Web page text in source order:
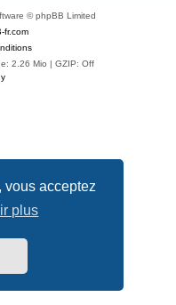
vous acceptez
plus
© phpBB Limited
fr.com
2.26 Mio | GZIP: Off